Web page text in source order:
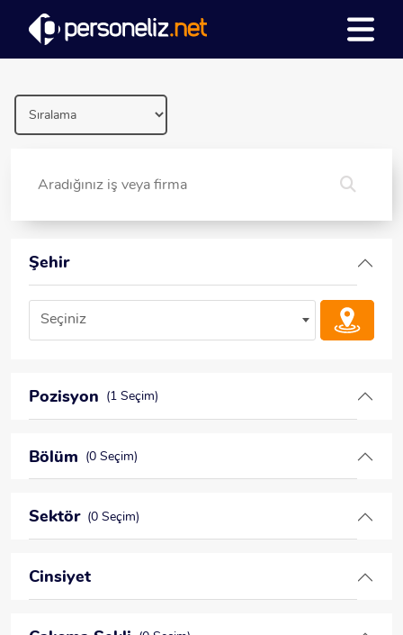
Şehir
Seçiniz
Pozisyon (1 Seçim)
Bölüm (0 Seçim)
Sektör (0 Seçim)
Cinsiyet